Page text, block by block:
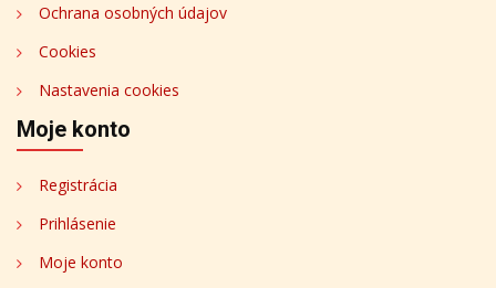
Ochrana osobných údajov
Cookies
Nastavenia cookies
Moje konto
Registrácia
Prihlásenie
Moje konto